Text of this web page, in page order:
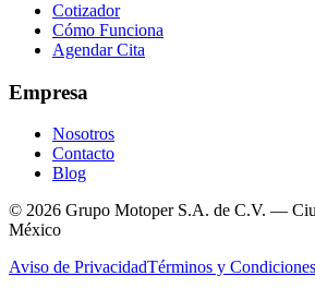
Cotizador
Cómo Funciona
Agendar Cita
Empresa
Nosotros
Contacto
Blog
© 2026 Grupo Motoper S.A. de C.V. —
México
Aviso de PrivacidadTérminos y Condiciones